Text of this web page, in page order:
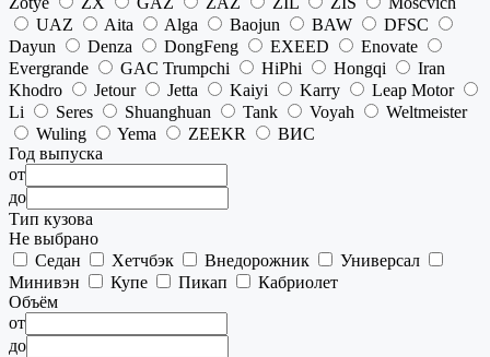
UAZ
Aita Alga Baojun BAW
DFSC
Dayun
Denza DongFeng EXEED
Enovate
Evergrande
GAC Trumpchi HiPhi Hongqi
Iran
Khodro
Jetour Jetta Kaiyi Karry
Leap Motor
Li
Seres Shuanghuan Tank Voyah
Weltmeister
Wuling
Yema ZEEKR
ВИС
Год выпуска
от
до
Тип кузова
Не выбрано
Седан
Хетчбэк Внедорожник
Универсал
Минивэн
Купе Пикап
Кабриолет
Объём
от
до